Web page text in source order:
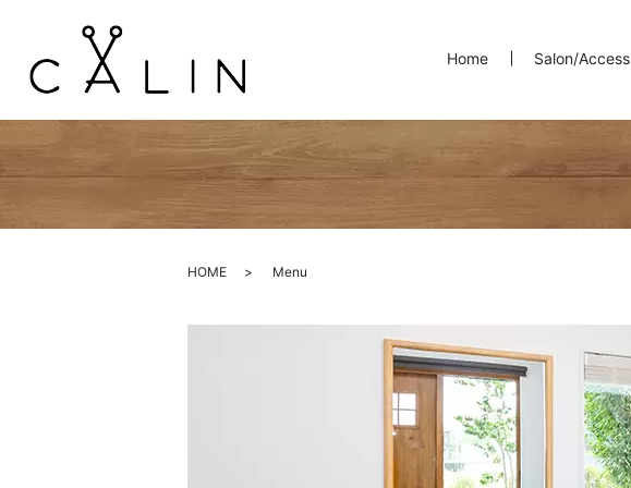
Home Salon/Access
HOME Menu